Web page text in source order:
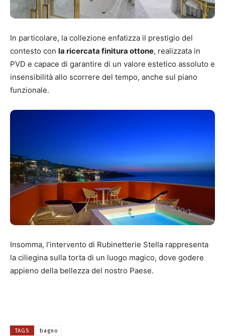
In particolare, la collezione enfatizza il prestigio del
contesto con la ricercata finitura ottone, realizzata in
PVD e capace di garantire di un valore estetico assoluto e
insensibilità allo scorrere del tempo, anche sul piano
funzionale.
Insomma, l’intervento di Rubinetterie Stella rappresenta
la ciliegina sulla torta di un luogo magico, dove godere
appieno della bellezza del nostro Paese.
TAGS bagno